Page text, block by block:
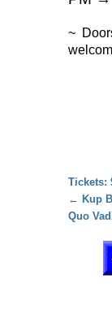
~
Tickets:
← Kup
Quo